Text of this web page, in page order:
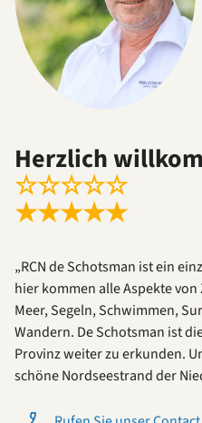
Herzlich
☆☆☆☆☆
★★★★★
„RCN de Schotsman ist ein
hier kommen alle Aspekte
Meer, Segeln, Schwimmen,
Wandern. De Schotsman ist
Provinz weiter zu erkunden.
schöne Nordseestrand der